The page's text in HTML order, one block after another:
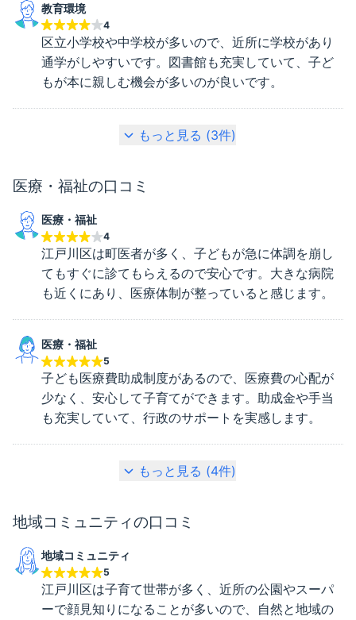
教育環境
4
区立小学校や中学校が多いので、近所に学校があり
通学がしやすいです。図書館も充実していて、子ど
もが本に親しむ機会が多いのが良いです。
もっと見る (3件)
医療・福祉の口コミ
医療・福祉
4
江戸川区は町医者が多く、子どもが急に体調を崩し
てもすぐに診てもらえるので安心です。大きな病院
も近くにあり、医療体制が整っていると感じます。
医療・福祉
5
子ども医療費助成制度があるので、医療費の心配が
少なく、安心して子育てができます。助成金や手当
も充実していて、行政のサポートを実感します。
もっと見る (4件)
地域コミュニティの口コミ
地域コミュニティ
5
江戸川区は子育て世帯が多く、近所の公園やスーパ
ーで顔見知りになることが多いので、自然と地域の